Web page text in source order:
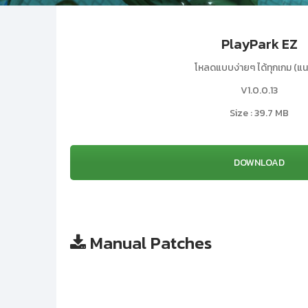
PlayPark EZ
โหลดแบบง่ายๆ ได้ทุกเกม (แ
V1.0.0.13
Size : 39.7 MB
DOWNLOAD
Manual Patches